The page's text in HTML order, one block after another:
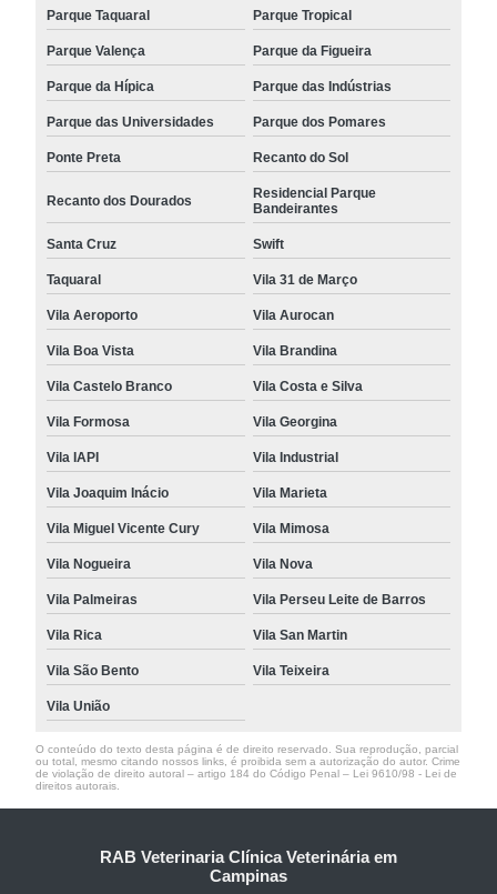
Parque Taquaral Parque Tropical
Parque Valença Parque da Figueira
Parque da Hípica Parque das Indústrias
Parque das Universidades Parque dos Pomares
Ponte Preta Recanto do Sol
Recanto dos Dourados
Residencial Parque
Bandeirantes
Santa Cruz Swift
Taquaral Vila 31 de Março
Vila Aeroporto Vila Aurocan
Vila Boa Vista Vila Brandina
Vila Castelo Branco Vila Costa e Silva
Vila Formosa Vila Georgina
Vila IAPI Vila Industrial
Vila Joaquim Inácio Vila Marieta
Vila Miguel Vicente Cury Vila Mimosa
Vila Nogueira Vila Nova
Vila Palmeiras Vila Perseu Leite de Barros
Vila Rica Vila San Martin
Vila São Bento Vila Teixeira
Vila União
O conteúdo do texto desta página é de direito reservado. Sua reprodução, parcial
ou total, mesmo citando nossos links, é proibida sem a autorização do autor. Crime
de violação de direito autoral – artigo 184 do Código Penal – Lei 9610/98 - Lei de
direitos autorais
RAB Veterinaria Clínica Veterinária em
Campinas